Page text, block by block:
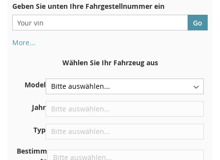
Geben Sie unten Ihre Fahrgestellnummer ein
More...
Zulassungsbescheinigung. Und auch im Auto
Auf der Bodenplatte für den rechten Vordersitz
Zentrieren Sie es an der Trennwand unter der Haube
Direkt im Motorraum
Armaturenbrett
Wählen Sie Ihr Fahrzeug aus
Model
Jahr
Typ
Bestimm